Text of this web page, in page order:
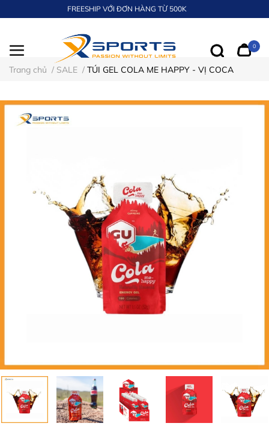
FREESHIP VỚI ĐƠN HÀNG TỪ 500K
0
Trang chủ / SALE / TÚI GEL COLA ME HAPPY - VỊ COCA